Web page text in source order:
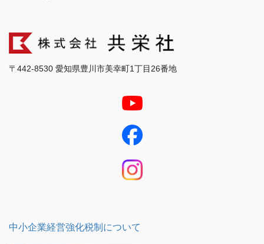
〒442-8530 愛知県豊川市美幸町1丁目26番地
中小企業経営強化税制について